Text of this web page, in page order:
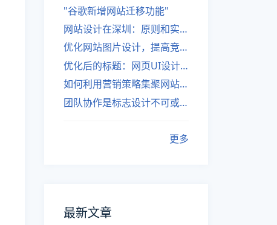
"谷歌新增网站迁移功能"
网站设计在深圳：原则和实践
优化网站图片设计，提高竞争力
优化后的标题：网页UI设计与APP UI设计应用软件
如何利用营销策略集聚网站流量
团队协作是标志设计不可或缺的一部分
更多
最新文章